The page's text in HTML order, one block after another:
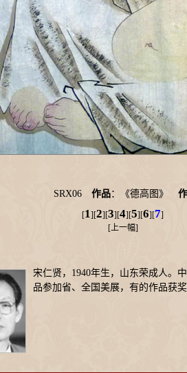
SRX06 作品：《德高图》
[1][2][3][4][5][6][7]
[上一幅]
宋仁贤，1940年生，山东荣成人。
品参加省、全国美展，有的作品获